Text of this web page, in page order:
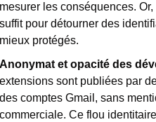
mesurer les conséquences.
suffit pour détourner des
mieux protégés.
Anonymat et opacité des
extensions sont publiées par
des comptes Gmail, sans
commerciale. Ce flou